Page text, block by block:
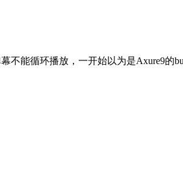
能循环播放，一开始以为是Axure9的